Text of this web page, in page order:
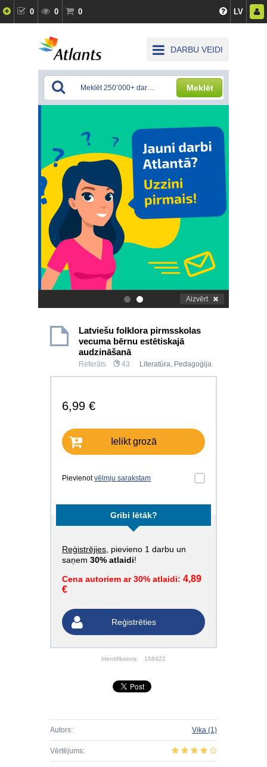
0 0 0 LV
DARBU VEIDI
Meklēt
. Aizvērt
Latviešu folklora pirmsskolas
vecuma bērnu estētiskajā
audzināšanā
Referāts 43 Literatūra, Pedagoģija
6,99 €
Ielikt grozā
Pievienotvēlmju sarakstam
Gribi lētāk?
Reģistrējies , pievieno 1 darbu un
saņem 30% atlaidi!
Cena autoriem ar 30% atlaidi: 4,89
€
Reģistrēties
Identifikators: 168422
Autors: Vika (1)
Vērtējums: